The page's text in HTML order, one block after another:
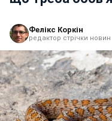
Фелікс Коркін
редактор стрічки новин